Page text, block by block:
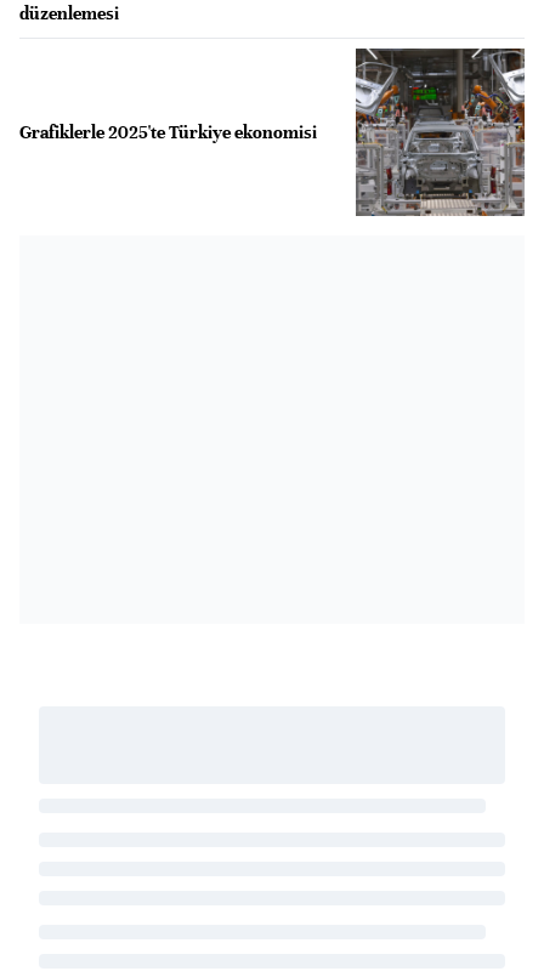
düzenlemesi
Grafiklerle 2025'te Türkiye ekonomisi